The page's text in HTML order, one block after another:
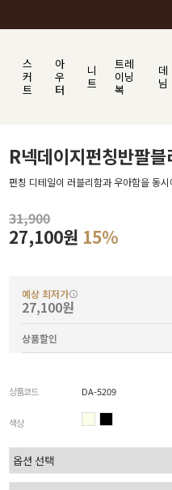
스
커
트
아
우
터
니
트
트레
이닝
복
데
님
R넥데이지펀칭반팔
펀칭 디테일이 러블리함과 우아함을 동
31,900
27,100원 15%
예상 최저가
27,100원
상품할인
상품코드 DA-5209
색상